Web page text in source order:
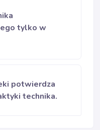
tylko w
potwierdza
technika.